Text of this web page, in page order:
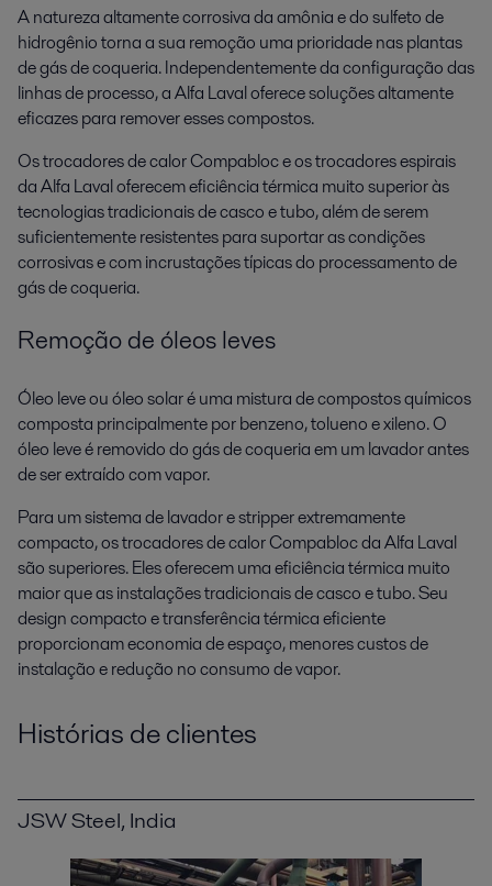
A natureza altamente corrosiva da amônia e do sulfeto de
hidrogênio torna a sua remoção uma prioridade nas plantas
de gás de coqueria. Independentemente da configuração das
linhas de processo, a Alfa Laval oferece soluções altamente
eficazes para remover esses compostos.
Os trocadores de calor Compabloc e os trocadores espirais
da Alfa Laval oferecem eficiência térmica muito superior às
tecnologias tradicionais de casco e tubo, além de serem
suficientemente resistentes para suportar as condições
corrosivas e com incrustações típicas do processamento de
gás de coqueria.
Remoção de óleos leves
Óleo leve ou óleo solar é uma mistura de compostos químicos
composta principalmente por benzeno, tolueno e xileno. O
óleo leve é removido do gás de coqueria em um lavador antes
de ser extraído com vapor.
Para um sistema de lavador e stripper extremamente
compacto, os trocadores de calor Compabloc da Alfa Laval
são superiores. Eles oferecem uma eficiência térmica muito
maior que as instalações tradicionais de casco e tubo. Seu
design compacto e transferência térmica eficiente
proporcionam economia de espaço, menores custos de
instalação e redução no consumo de vapor.
Histórias de clientes
JSW Steel, India